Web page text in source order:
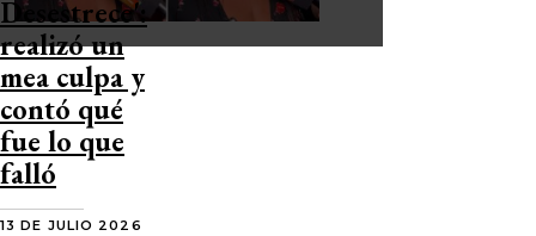
Desestrece':
realizó un
mea culpa y
contó qué
fue lo que
falló
13 DE JULIO 2026